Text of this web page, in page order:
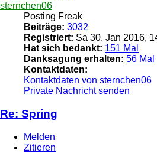
sternchen06
Posting Freak
Beiträge: 3032
Registriert: Sa 30. Jan 2016,
Hat sich bedankt: 151 Mal
Danksagung erhalten: 56 Mal
Kontaktdaten:
Kontaktdaten von sternchen06
Private Nachricht senden
Re: Spring
Melden
Zitieren